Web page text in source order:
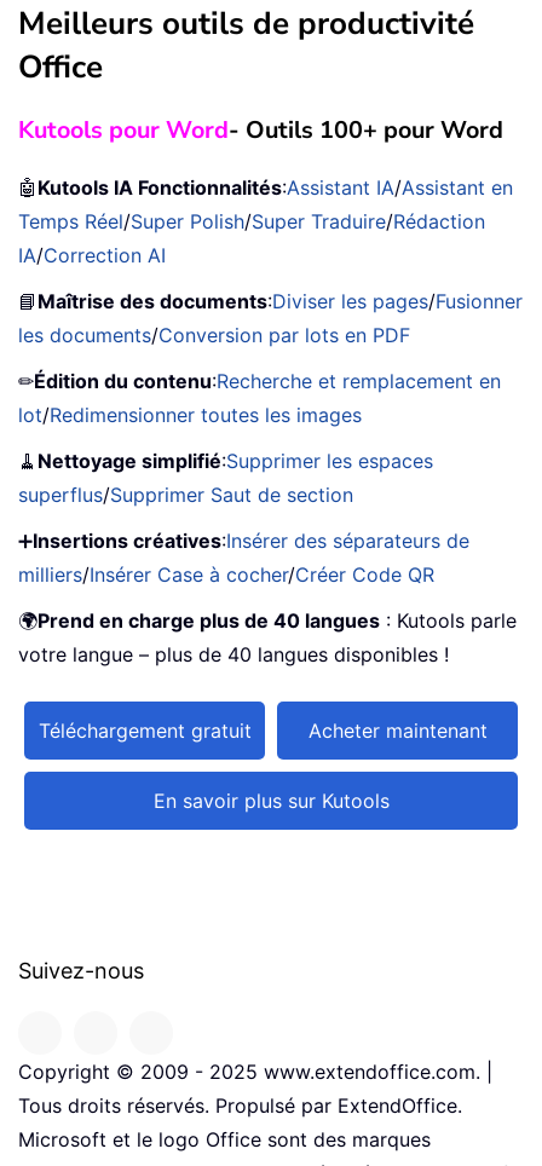
Meilleurs outils de productivité
Office
Kutools pour Word- Outils 100+ pour Word
🤖 Kutools IA Fonctionnalités:Assistant IA/Assistant en
Temps Réel/Super Polish/Super Traduire/Rédaction
IA/Correction AI
📘 Maîtrise des documents:Diviser les pages/Fusionner
les documents/Conversion par lots en PDF
✏Édition du contenu:Recherche et remplacement en
lot/Redimensionner toutes les images
🧹 Nettoyage simplifié:Supprimer les espaces
superflus/Supprimer Saut de section
➕Insertions créatives:Insérer des séparateurs de
milliers/Insérer Case à cocher/Créer Code QR
🌍Prend en charge plus de 40 langues : Kutools parle
votre langue – plus de 40 langues disponibles !
Téléchargement gratuit Acheter maintenant
En savoir plus sur Kutools
Suivez-nous
Copyright © 2009 - 2025 www.extendoffice.com. |
Tous droits réservés. Propulsé par ExtendOffice.
Microsoft et le logo Office sont des marques